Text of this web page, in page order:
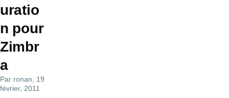
uratio
n pour
Zimbr
a
Par ronan , 19
février, 2011